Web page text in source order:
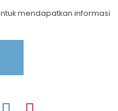
mendapatkan informasi